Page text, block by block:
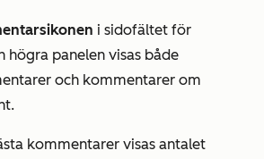
i sidofältet för
högra panelen visas både
och kommentarer om
kommentarer visas antalet